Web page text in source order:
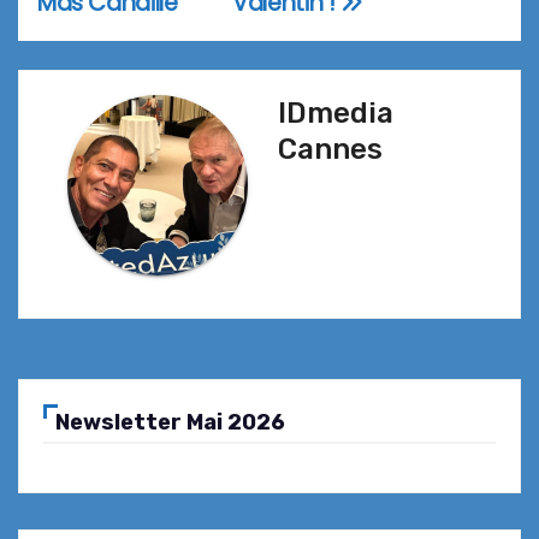
l’article
IDmedia
Cannes
Newsletter Mai 2026